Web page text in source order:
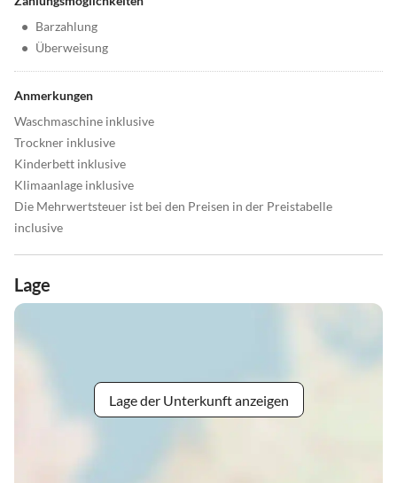
• Barzahlung
• Überweisung
Anmerkungen
Waschmaschine inklusive
Trockner inklusive
Kinderbett inklusive
Klimaanlage inklusive
Die Mehrwertsteuer ist bei den Preisen in der Preistabelle
inclusive
Lage
Lage der Unterkunft anzeigen